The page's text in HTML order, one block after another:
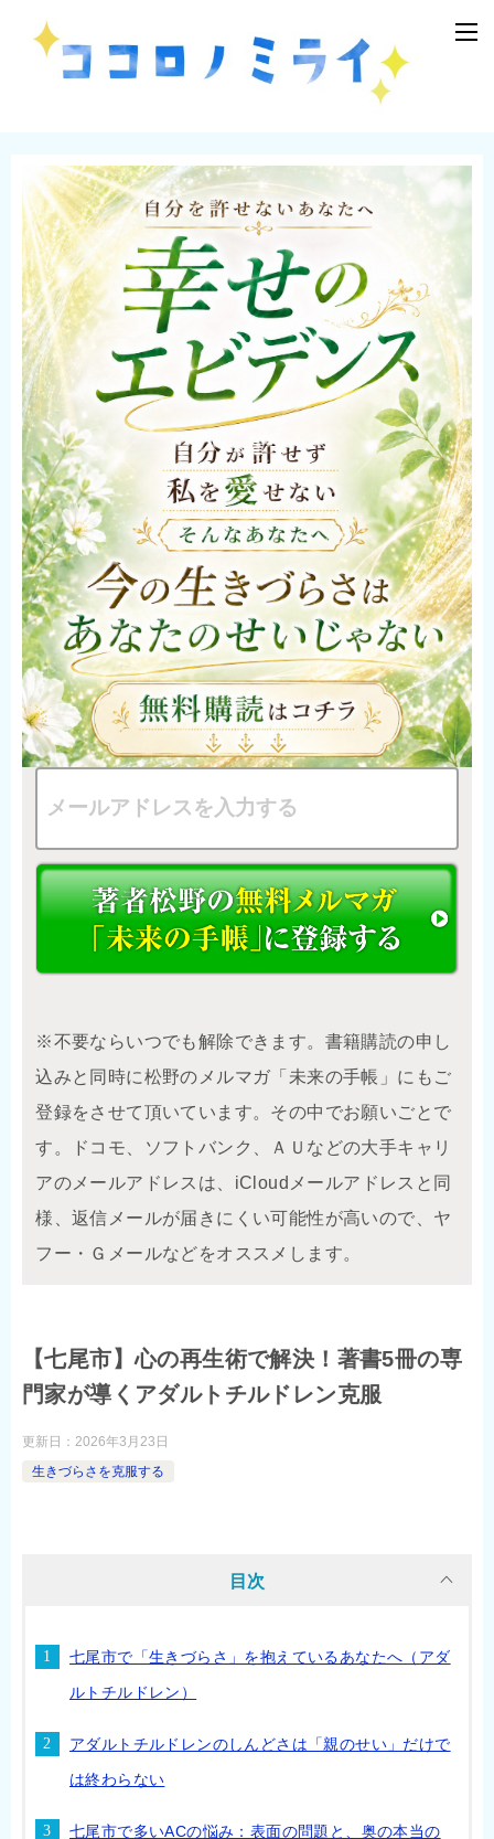
※不要ならいつでも解除できます。書籍購読の申し
込みと同時に松野のメルマガ「未来の手帳」にもご
登録をさせて頂いています。その中でお願いごとで
す。ドコモ、ソフトバンク、ＡＵなどの大手キャリ
アのメールアドレスは、iCloudメールアドレスと同
様、返信メールが届きにくい可能性が高いので、ヤ
フー・Ｇメールなどをオススメします。
【七尾市】心の再生術で解決！著書5冊の専
門家が導くアダルトチルドレン克服
更新日： 2026年3月23日
生きづらさを克服する
目次
七尾市で「生きづらさ」を抱えているあなたへ（アダ
ルトチルドレン）
アダルトチルドレンのしんどさは「親のせい」だけで
は終わらない
七尾市で多いACの悩み：表面の問題と、奥の本当の